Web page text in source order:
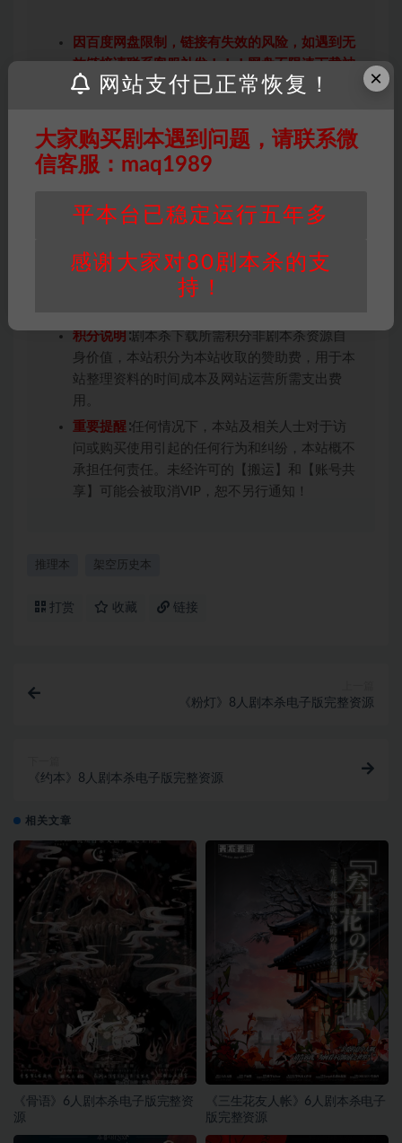
因百度网盘限制，链接有失效的风险，如遇到无
效链接请联系客服补发！！！网盘不限速下载神
器→
点此下载←
投稿+个人整理而来，仅供学习研究使用，请勿
用于商业用途!任何人访问、浏览本站，购买或
未购买，即代表已阅读本声明，理解并同意受本
版权归属：本站提供的任何剧本杀资源内容的版
件通知并提供相关证实资料至邮箱
448271243@qq.com，如若情况属实，我们将
积分说明 ∶剧本杀下载所需积分非剧本杀资源自
身价值，本站积分为本站收取的赞助费，用于本
站整理资料的时间成本及网站运营所需支出费
用。
重要提醒 ∶任何情况下，本站及相关人士对于访
问或购买使用引起的任何行为和纠纷，本站概不
承担任何责任。未经许可的【搬运】和【账号共
享】可能会被取消VIP，恕不另行通知！
推理本 架空历史本
打赏 收藏 链接
《粉灯》8人剧本杀电子版完整资源
《约本》8人剧本杀电子版完整资源
相关文章
《骨语》6人剧本杀电子版完整资
源
《三生花友人帐》6人剧本杀电子
版完整资源
×
网站支付已正常恢复！
大家购买剧本遇到问题，请联系微
信客服：maq1989
平本台已稳定运行五年多
感谢大家对80剧本杀的支
持！